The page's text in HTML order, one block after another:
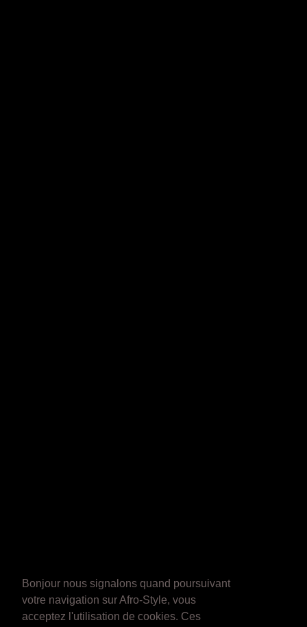
Bonjour nous signalons quand poursuivant
votre navigation sur Afro-Style, vous
acceptez l'utilisation de cookies. Ces